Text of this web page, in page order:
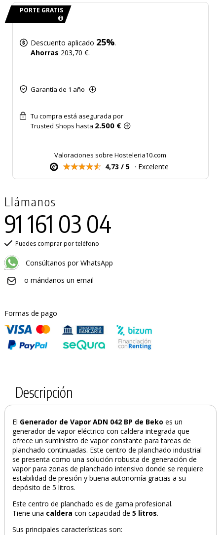
PORTE GRATIS
Descuento aplicado 25%.
Ahorras 203,70 €.
Garantía de 1 año
Tu compra está asegurada por
Trusted Shops hasta 2.500 €
Valoraciones sobre Hosteleria10.com
4,73 / 5 · Excelente
Llámanos
91 161 03 04
Puedes comprar por teléfono
Consúltanos por WhatsApp
o mándanos un email
Formas de pago
Descripción
El Generador de Vapor ADN 042 BP de Beko es un
generador de vapor eléctrico con caldera integrada que
ofrece un suministro de vapor constante para tareas de
planchado continuadas. Este centro de planchado industrial
se presenta como una solución robusta de generación de
vapor para zonas de planchado intensivo donde se requiere
estabilidad de presión y buena autonomía gracias a su
depósito de 5 litros.
Este centro de planchado es de gama profesional.
Tiene una caldera con capacidad de5 litros.
Sus principales características son: